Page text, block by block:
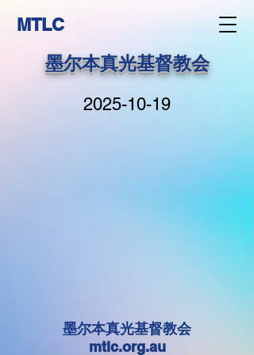
MTLC
墨尔本真光基督教会
2025-10-19
墨尔本真光基督教会
mtlc.org.au